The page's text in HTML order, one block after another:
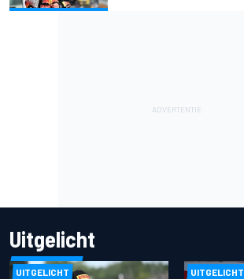
Uitgelicht
UITGELICHT UITGELICHT